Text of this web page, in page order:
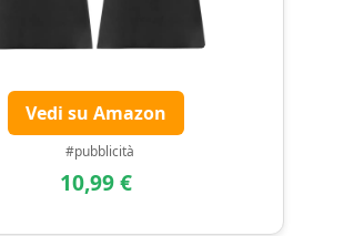
Vedi su Amazon
#pubblicità
10,99 €